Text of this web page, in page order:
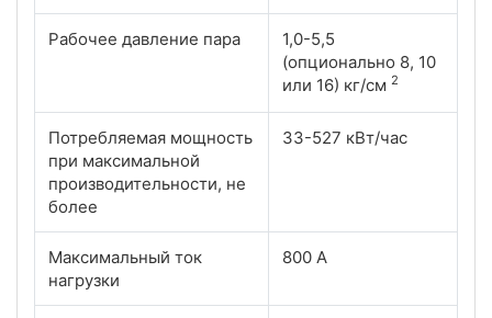
Рабочее давление пара
1,0-5,5
(опционально 8, 10
или 16) кг/см 2
Потребляемая мощность
при максимальной
производительности, не
более
33-527 кВт/час
Максимальный ток
нагрузки
800 А